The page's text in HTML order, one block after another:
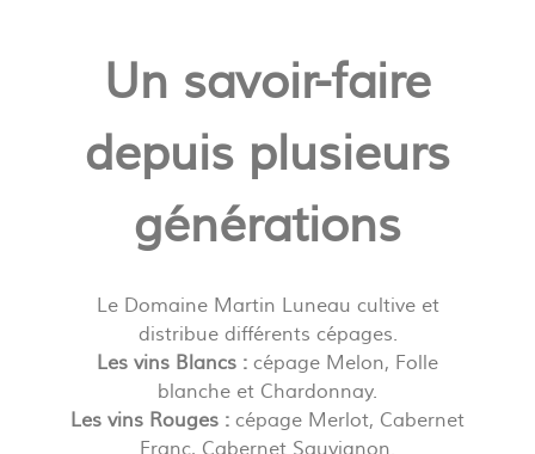
Un savoir-faire
depuis plusieurs
générations
Le Domaine Martin Luneau cultive et
distribue différents cépages.
Les vins Blancs : cépage Melon, Folle
blanche et Chardonnay.
Les vins Rouges : cépage Merlot, Cabernet
Franc, Cabernet Sauvignon.